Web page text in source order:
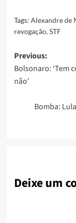
Tags: Alexandre de
revogação,STF
Post
Previous:
Bolsonaro: ‘Tem
não’
Bomba:
Deixe um